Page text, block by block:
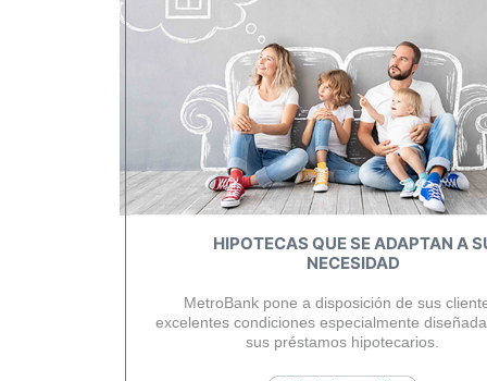
HIPOTECAS QUE SE ADAPTAN A
NECESIDAD
MetroBank pone a disposición de sus
excelentes condiciones especialmente
sus préstamos hipotecarios.